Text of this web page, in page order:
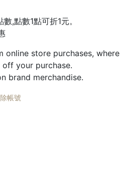
,點數1點可折1元。
online store purchases, where
off your purchase.
brand merchandise.
帳號